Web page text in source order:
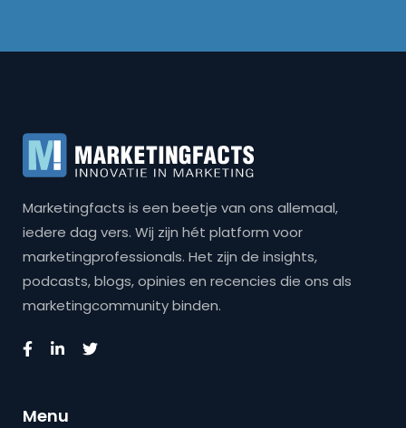
Marketingfacts is een beetje van ons allemaal,
iedere dag vers. Wij zijn hét platform voor
marketingprofessionals. Het zijn de insights,
podcasts, blogs, opinies en recencies die ons als
marketingcommunity binden.
Menu